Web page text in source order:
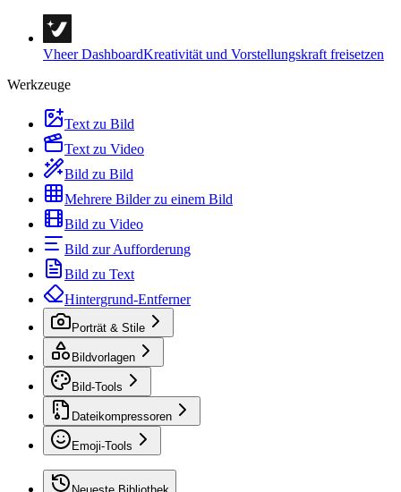
Vheer DashboardKreativität und Vorstellungskraft freisetzen
Werkzeuge
Text zu Bild
Text zu Video
Bild zu Bild
Mehrere Bilder zu einem Bild
Bild zu Video
Bild zur Aufforderung
Bild zu Text
Hintergrund-Entferner
Porträt & Stile
Bildvorlagen
Bild-Tools
Dateikompressoren
Emoji-Tools